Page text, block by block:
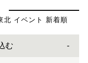
北 イベント 新着順
む